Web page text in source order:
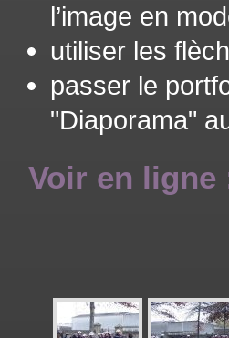
l’image en
utiliser les
passer le
"Diaporama"
Voir en ligne